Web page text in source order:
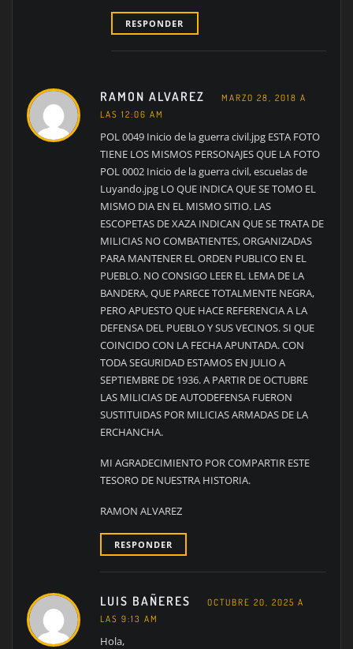
RESPONDER
RAMON ALVAREZ
MARZO 28, 2018 A
LAS 12:06 AM
POL 0049 Inicio de la guerra civil.jpg ESTA FOTO
TIENE LOS MISMOS PERSONAJES QUE LA FOTO
POL 0002 Inicio de la guerra civil, escuelas de
Luyando.jpg LO QUE INDICA QUE SE TOMO EL
MISMO DIA EN EL MISMO SITIO. LAS
ESCOPETAS DE XAZA INDICAN QUE SE TRATA DE
MILICIAS NO COMBATIENTES, ORGANIZADAS
PARA MANTENER EL ORDEN PUBLICO EN EL
PUEBLO. NO CONSIGO LEER EL LEMA DE LA
BANDERA, QUE PARECE TOTALMENTE NEGRA,
PERO APUESTO QUE HACE REFERENCIA A LA
DEFENSA DEL PUEBLO Y SUS VECINOS. SI QUE
COINCIDO CON LA FECHA APUNTADA. CON
TODA SEGURIDAD ESTAMOS EN JULIO A
SEPTIEMBRE DE 1936. A PARTIR DE OCTUBRE
LAS MILICIAS DE AUTODEFENSA FUERON
SUSTITUIDAS POR MILICIAS ARMADAS DE LA
ERCHANCHA.
MI AGRADECIMIENTO POR COMPARTIR ESTE
TESORO DE NUESTRA HISTORIA.
RAMON ALVAREZ
RESPONDER
LUIS BAÑERES
OCTUBRE 20, 2025 A
LAS 9:13 AM
Hola,